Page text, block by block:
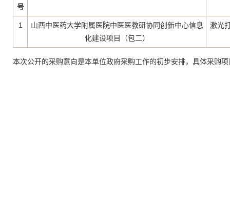
号
1
山西中医药大学附属医院中医医教研协同创新中心信息
化建设项目（包二）
激光
本次公开的采购意向是本单位政府采购工作的初步安排，具体采购